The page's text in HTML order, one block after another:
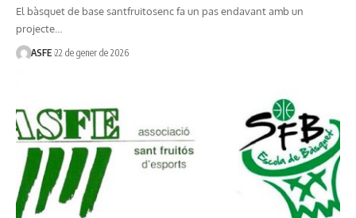
El bàsquet de base santfruitosenc fa un pas endavant amb un
projecte…
ASFE 22 de gener de 2026